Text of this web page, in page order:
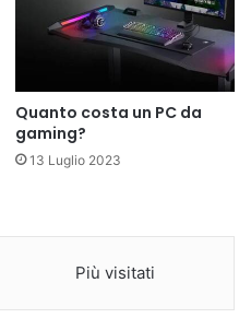
Quanto costa un PC da
gaming?
13 Luglio 2023
Più visitati